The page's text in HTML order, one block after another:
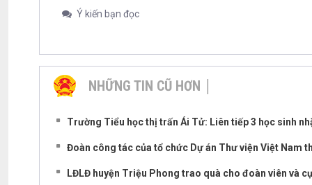
Ý kiến bạn đọc
NHỮNG TIN CŨ HƠN
Trường Tiểu học thị trấn Ái Tử: Liên tiếp 3 học sinh
Đoàn công tác của tổ chức Dự án Thư viện Việt Nam
LĐLĐ huyện Triệu Phong trao quà cho đoàn viên và